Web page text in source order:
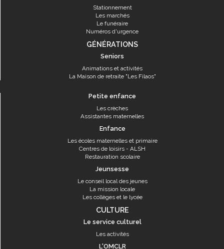
Stationnement
Les marchés
Le funéraire
Numéros d'urgence
GÉNÉRATIONS
Seniors
Animations et activités
La Maison de retraite "Les Filaos"
Petite enfance
Les crèches
Assistantes maternelles
Enfance
Les écoles maternelles et primaire
Centres de loisirs - ALSH
Restauration scolaire
Jeunsesse
Le conseil local des jeunes
La mission locale
Les collèges et le lycée
CULTURE
Le service culturel
Les activités
L'OMCLR